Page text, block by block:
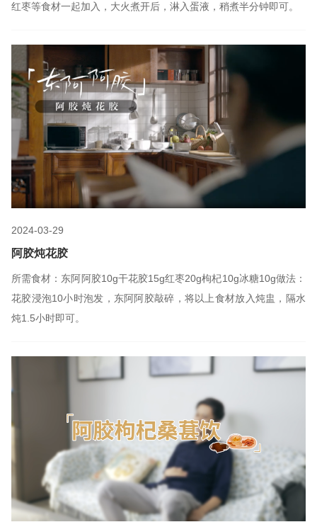
红枣等食材一起加入，大火煮开后，淋入蛋液，稍煮半分钟即可。
2024-03-29
阿胶炖花胶
所需食材：东阿阿胶10g干花胶15g红枣20g枸杞10g冰糖10g做法：
花胶浸泡10小时泡发，东阿阿胶敲碎，将以上食材放入炖盅，隔水
炖1.5小时即可。